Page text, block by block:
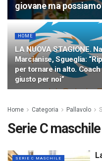
giovane ma
HOME
LA NUOVA STAGIONE.
Marcianise, Sgueglia:
per tornare in alto.
giusto per noi”
Home Categoria Pallavolo
Serie C maschile
SERIE C MASCHILE